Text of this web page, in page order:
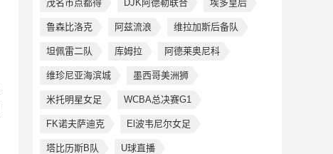
茂名市点都得 DJK阿德勒联合 埃多皇后
鲁森比洛克 阿兹流浪 维拉加斯后备队
坦佩雷二队 库姆拉 阿德莱奥尼科
维珍尼亚海滨城 墨西哥美洲狮
米托明星女足 WCBA总决赛G1
FK诺夫萨迪克 El波韦尼尔女足
塔比历斯B队 U球直播